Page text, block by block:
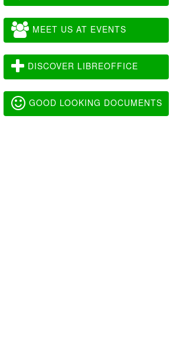
MEET US AT EVENTS
DISCOVER LIBREOFFICE
GOOD LOOKING DOCUMENTS